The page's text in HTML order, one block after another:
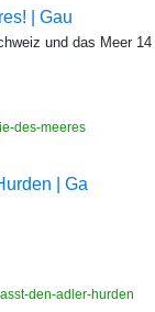
| Gau
und das Meer
des-meeres
| Ga
den-adler-hurden